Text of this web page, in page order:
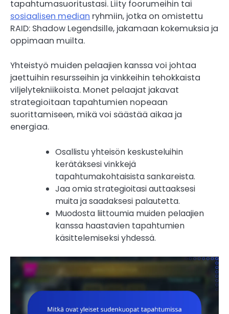
tapahtumasuoritustasi. Liity foorumeihin tai
sosiaalisen median ryhmiin, jotka on omistettu
RAID: Shadow Legendsille, jakamaan kokemuksia ja
oppimaan muilta.
Yhteistyö muiden pelaajien kanssa voi johtaa
jaettuihin resursseihin ja vinkkeihin tehokkaista
viljelytekniikoista. Monet pelaajat jakavat
strategioitaan tapahtumien nopeaan
suorittamiseen, mikä voi säästää aikaa ja
energiaa.
Osallistu yhteisön keskusteluihin
kerätäksesi vinkkejä
tapahtumakohtaisista sankareista.
Jaa omia strategioitasi auttaaksesi
muita ja saadaksesi palautetta.
Muodosta liittoumia muiden pelaajien
kanssa haastavien tapahtumien
käsittelemiseksi yhdessä.